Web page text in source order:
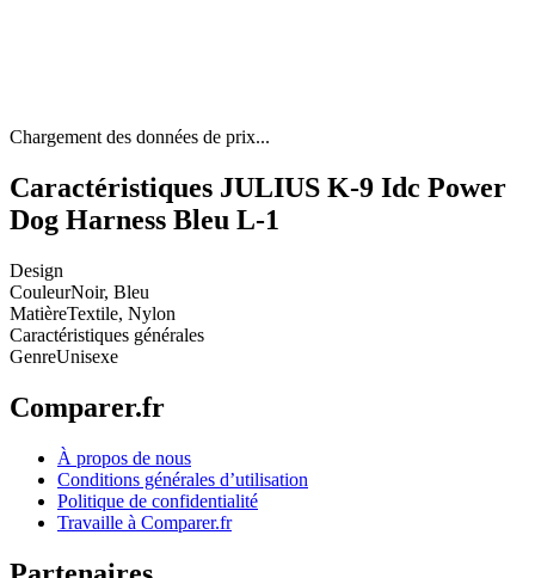
Chargement des données de prix...
Caractéristiques JULIUS K-9 Idc Power
Dog Harness Bleu L-1
Design
CouleurNoir, Bleu
MatièreTextile, Nylon
Caractéristiques générales
GenreUnisexe
Comparer.fr
À propos de nous
Conditions générales d’utilisation
Politique de confidentialité
Travaille à Comparer.fr